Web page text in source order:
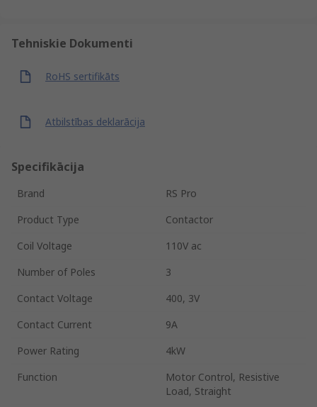
Tehniskie Dokumenti
RoHS sertifikāts
Atbilstības deklarācija
Specifikācija
Brand
RS Pro
Product Type
Contactor
Coil Voltage
110V ac
Number of Poles
3
Contact Voltage
400, 3V
Contact Current
9A
Power Rating
4kW
Function
Motor Control, Resistive
Load, Straight